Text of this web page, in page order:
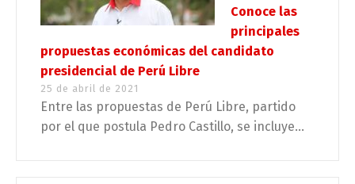
Conoce las
principales
propuestas económicas del candidato
presidencial de Perú Libre
25 de abril de 2021
Entre las propuestas de Perú Libre, partido
por el que postula Pedro Castillo, se incluye...